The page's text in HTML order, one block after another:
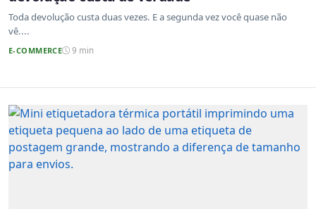
Toda devolução custa duas vezes. E a segunda vez você quase não
vê....
E-COMMERCE 9 min